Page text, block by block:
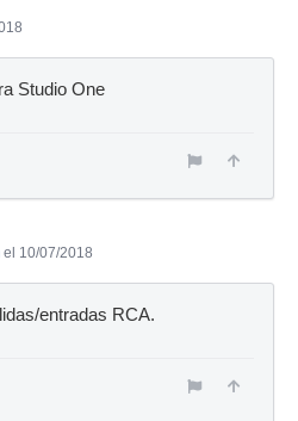
Studio One
el 10/07/2018
entradas RCA.